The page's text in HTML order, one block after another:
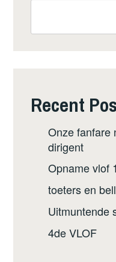
Recent
Onze fanfare
dirigent
Opname vlof
toeters en
Uitmuntende
4de VLOF